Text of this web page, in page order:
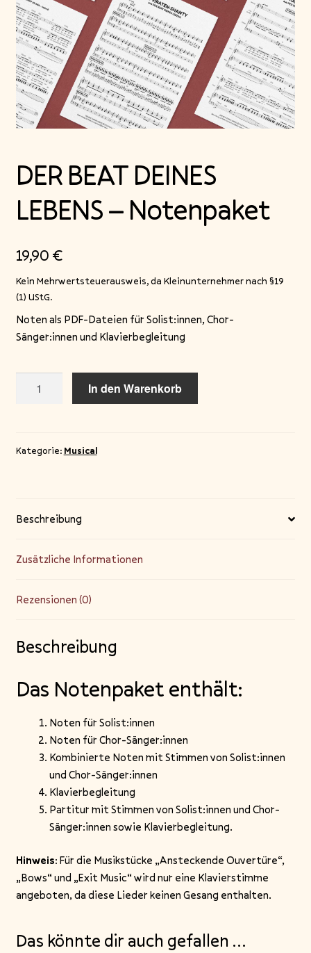
Blog
DER BEAT DEINES
LEBENS – Notenpaket
19,90 €
Kein Mehrwertsteuerausweis, da Kleinunternehmer nach §19
(1) UStG.
Noten als PDF-Dateien für Solist:innen, Chor-
Sänger:innen und Klavierbegleitung
BEAT
–
In den Warenkorb
Kategorie: Musical
Beschreibung
Zusätzliche Informationen
Rezensionen (0)
Beschreibung
Das Notenpaket enthält:
Noten für Solist:innen
Noten für Chor-Sänger:innen
Kombinierte Noten mit Stimmen von Solist:innen
und Chor-Sänger:innen
Klavierbegleitung
Partitur mit Stimmen von Solist:innen und Chor-
Sänger:innen sowie Klavierbegleitung.
Hinweis: Für die Musikstücke „Ansteckende Ouvertüre“,
„Bows“ und „Exit Music“ wird nur eine Klavierstimme
angeboten, da diese Lieder keinen Gesang enthalten.
Das könnte dir auch gefallen …